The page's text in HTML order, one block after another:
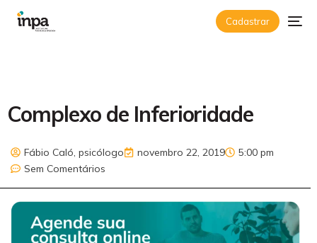
Cadastrar
Complexo de Inferioridade
Fábio Caló, psicólogo novembro 22, 2019
5:00 pm
Sem Comentários